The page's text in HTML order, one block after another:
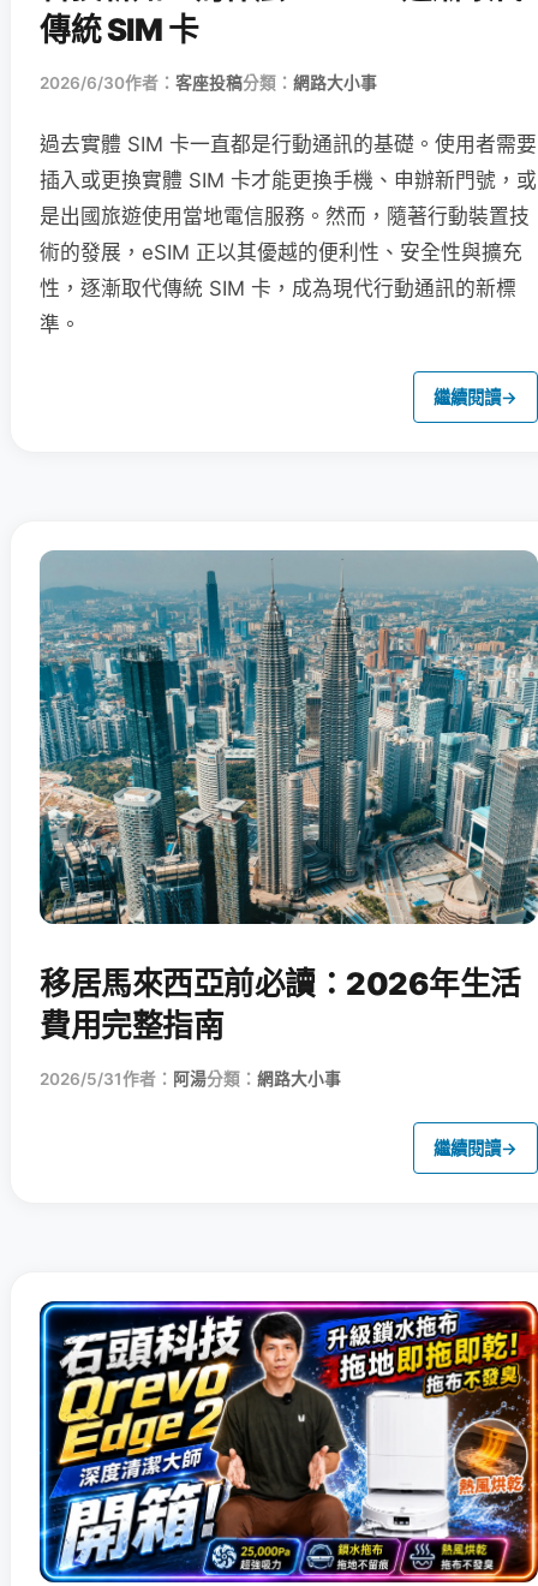
傳統 SIM 卡
2026/6/30作者： 客座投稿分類： 網路大小事
過去實體 SIM 卡一直都是行動通訊的基礎。使用者需要
插入或更換實體 SIM 卡才能更換手機、申辦新門號，或
是出國旅遊使用當地電信服務。然而，隨著行動裝置技
術的發展，eSIM 正以其優越的便利性、安全性與擴充
性，逐漸取代傳統 SIM 卡，成為現代行動通訊的新標
準。
繼續閱讀→
移居馬來西亞前必讀：2026年生活
費用完整指南
2026/5/31作者： 阿湯分類： 網路大小事
繼續閱讀→